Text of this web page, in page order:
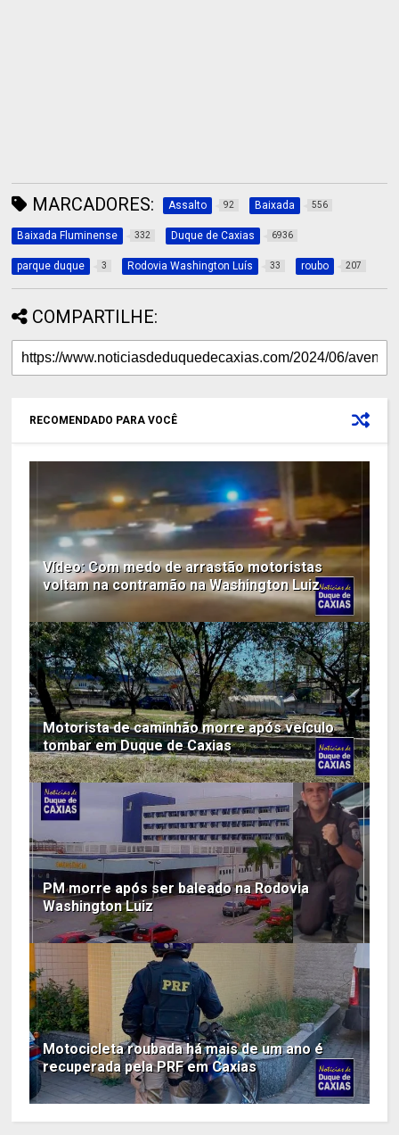
MARCADORES: Assalto 92 Baixada 556
Baixada Fluminense 332 Duque de Caxias 6936
parque duque 3 Rodovia Washington Luís 33 roubo 207
COMPARTILHE:
RECOMENDADO PARA VOCÊ
Vídeo: Com medo de arrastão motoristas
voltam na contramão na Washington Luiz
Motorista de caminhão morre após veículo
tombar em Duque de Caxias
PM morre após ser baleado na Rodovia
Washington Luiz
Motocicleta roubada há mais de um ano é
recuperada pela PRF em Caxias